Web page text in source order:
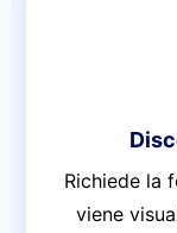
Richiede la
viene